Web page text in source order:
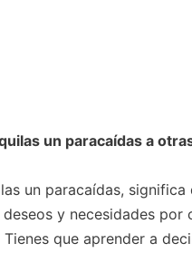
un paracaídas a
un paracaídas, significa
y necesidades por
que aprender a